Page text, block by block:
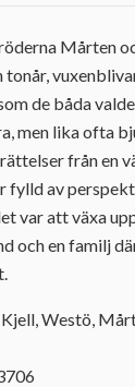
Mårten
de båda
men lika ofta
från en
fylld av
var att växa
och en familj
Westö,